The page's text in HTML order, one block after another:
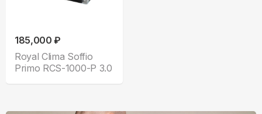
185,000 ₽
Royal Clima Soffio
Primo RCS-1000-P 3.0